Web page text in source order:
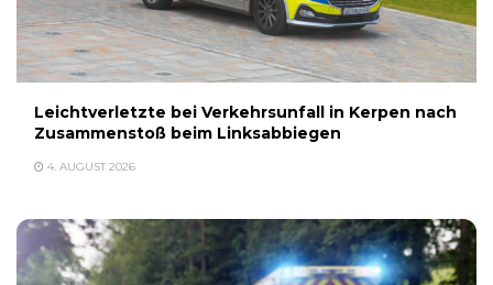
Leichtverletzte bei Verkehrsunfall in Kerpen nach
Zusammenstoß beim Linksabbiegen
4. AUGUST 2026